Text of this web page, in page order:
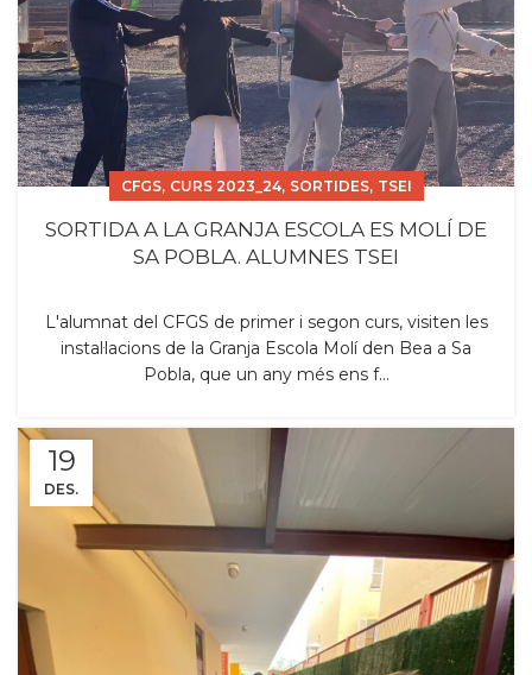
CFGS, CURS 2023_24, SORTIDES, TSEI
SORTIDA A LA GRANJA ESCOLA ES MOLÍ DE
SA POBLA. ALUMNES TSEI
L'alumnat del CFGS de primer i segon curs, visiten les
instal·lacions de la Granja Escola Molí den Bea a Sa
Pobla, que un any més ens f...
19
DES.